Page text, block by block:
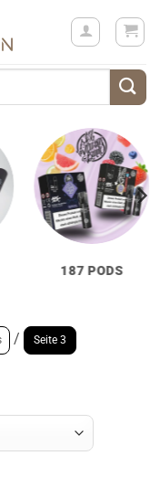
187 PODS
/ Seite 3